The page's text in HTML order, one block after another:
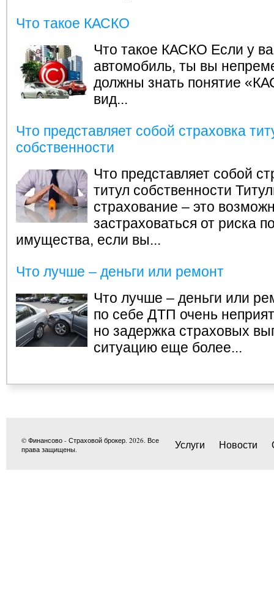
Что такое КАСКО
Что такое КАСКО Если у
автомобиль, ты вы
должны знать понятие
вид...
Что представляет собой страховка
собственности
Что представляет собой
титул собственности
страхование – это
застраховаться от риска
имущества, если вы...
Что лучше – деньги или ремонт
Что лучше – деньги или
по себе ДТП очень
но задержка страховых
ситуацию еще более...
© Финансово - Страховой брокер. 2026. Все
права защищены.
Услуги Новости